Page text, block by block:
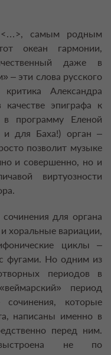
<…>, самым родным
океан гармонии,
даже в
– эти слова русского
Александра
эпиграфа к
в программу Еленой
и для Баха!) орган –
позволит музыке
и совершенно, но и
виртуозности
для органа
хоральные вариации,
циклы –
фугами. Но одним из
периодов в
период
которые
написаны именно в
перед ним.
не по